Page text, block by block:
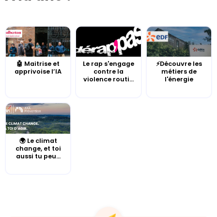
🤖 Maitrise et
apprivoise l’IA
Le rap s'engage
contre la
violence routi...
⚡Découvre les
métiers de
l'énergie
🌍 Le climat
change, et toi
aussi tu peu...